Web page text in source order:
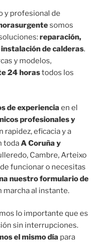
y profesional de
somos
reparación,
de calderas.
y modelos,
24 horastodos los
de experiencia en el
profesionales y
rapidez, eficacia y a
todaA Coruña y
Cambre, Arteixo
funcionar o necesitas
nuestro formulario de
marcha al instante.
lo importante que es
sin interrupciones.
el mismo día para